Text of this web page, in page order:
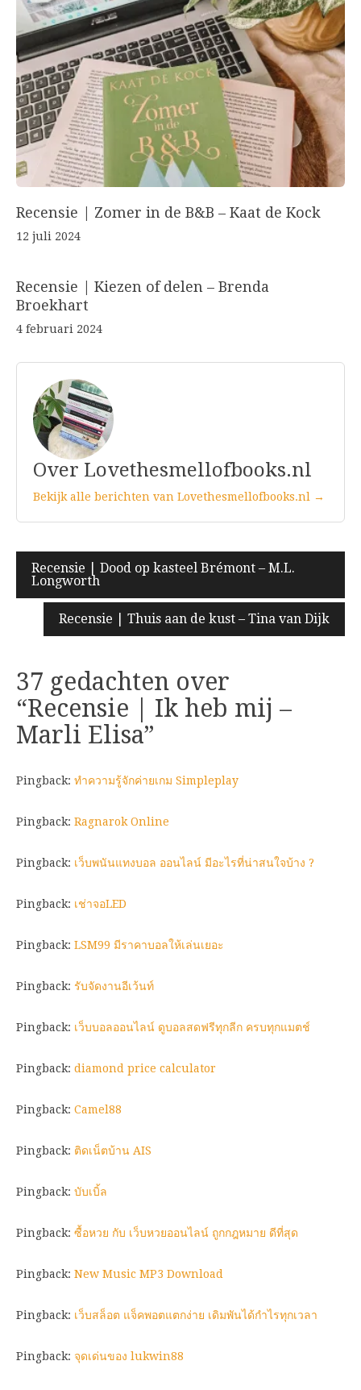
Recensie | Zomer in de B&B – Kaat de Kock
12 juli 2024
Recensie | Kiezen of delen – Brenda
Broekhart
4 februari 2024
Over Lovethesmellofbooks.nl
Bekijk alle berichten van Lovethesmellofbooks.nl →
Bericht
navigatie
Recensie | Dood op kasteel Brémont – M.L.
Longworth
Recensie | Thuis aan de kust – Tina van Dijk
37 gedachten over
“Recensie | Ik heb mij –
Marli Elisa”
Pingback: ทำความรู้จักค่ายเกม Simpleplay
Pingback: Ragnarok Online
Pingback: เว็บพนันแทงบอล ออนไลน์ มีอะไรที่น่าสนใจบ้าง ?
Pingback: เช่าจอLED
Pingback: LSM99 มีราคาบอลให้เล่นเยอะ
Pingback: รับจัดงานอีเว้นท์
Pingback: เว็บบอลออนไลน์ ดูบอลสดฟรีทุกลีก ครบทุกแมตช์
Pingback: diamond price calculator
Pingback: Camel88
Pingback: ติดเน็ตบ้าน AIS
Pingback: บับเบิ้ล
Pingback: ซื้อหวย กับ เว็บหวยออนไลน์ ถูกกฎหมาย ดีที่สุด
Pingback: New Music MP3 Download
Pingback: เว็บสล็อต แจ็คพอตแตกง่าย เดิมพันได้กำไรทุกเวลา
Pingback: จุดเด่นของ lukwin88